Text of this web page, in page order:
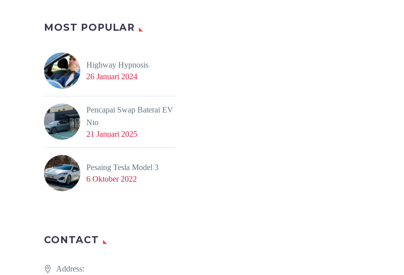
MOST POPULAR
Highway Hypnosis
26 Januari 2024
Pencapai Swap Baterai EV
Nio
21 Januari 2025
Pesaing Tesla Model 3
6 Oktober 2022
CONTACT
Address: